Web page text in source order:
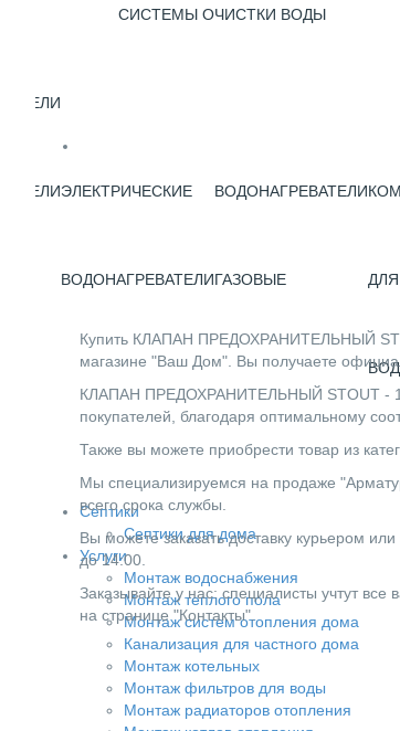
СИСТЕМЫ ОЧИСТКИ ВОДЫ
ЭЛЕКТРИЧЕСКИЕ
ВОДОНАГРЕВАТЕЛИ
ВОДОНАГРЕВАТЕЛИ
ГАЗОВЫЕ ДЛЯ
Септики
Септики для дома
Услуги
Монтаж водоснабжения
Монтаж теплого пола
Монтаж систем отопления дома
Канализация для частного дома
Монтаж котельных
Монтаж фильтров для воды
Монтаж радиаторов отопления
Купить КЛАПАН ПРЕДОХРАНИТЕЛЬНЫЙ
магазине "Ваш Дом". Вы получаете
КЛАПАН ПРЕДОХРАНИТЕЛЬНЫЙ STOUT -
покупателей, благодаря оптимальному
Также вы можете приобрести товар из
Мы специализируемся на продаже
всего срока службы.
Вы можете заказать доставку курьером
до 14:00.
Заказывайте у нас: специалисты учтут
на странице "Контакты".